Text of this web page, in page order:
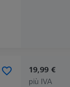
19,99 €
più IVA